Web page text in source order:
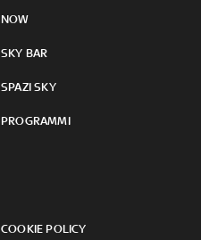
NOW
SKY BAR
SPAZI SKY
PROGRAMMI
COOKIE POLICY